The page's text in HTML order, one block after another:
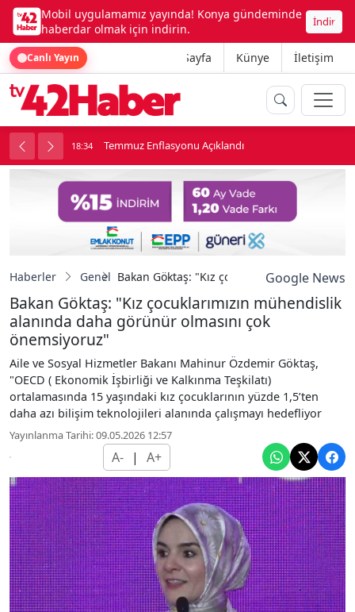
Mobil uygulamamız yayında! Konya gündeminde
haberdar olmak için indirin.
İndir
Canlı Yayın Ana Sayfa Künye İletişim
18:34 Temmuz Enflasyonu Açıklandı
Haberler Genel Bakan Göktaş: "Kız çocuklarımızınGoogle News
Bakan Göktaş: "Kız çocuklarımızın mühendislik
alanında daha görünür olmasını çok
önemsiyoruz"
Aile ve Sosyal Hizmetler Bakanı Mahinur Özdemir Göktaş,
"OECD ( Ekonomik İşbirliği ve Kalkınma Teşkilatı)
ortalamasında 15 yaşındaki kız çocuklarının yüzde 1,5’ten
daha azı bilişim teknolojileri alanında çalışmayı hedefliyor
Yayınlanma Tarihi: 09.05.2026 12:57
A- | A+